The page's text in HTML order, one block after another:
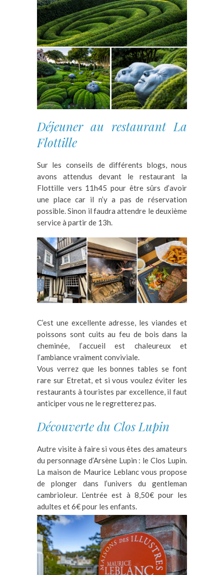
Déjeuner au restaurant La
Flottille
Sur les conseils de différents blogs, nous
avons attendus devant le restaurant la
Flottille vers 11h45 pour être sûrs d’avoir
une place car il n’y a pas de réservation
possible. Sinon il faudra attendre le deuxième
service à partir de 13h.
C’est une excellente adresse, les viandes et
poissons sont cuits au feu de bois dans la
cheminée, l’accueil est chaleureux et
l’ambiance vraiment conviviale.
Vous verrez que les bonnes tables se font
rare sur Etretat, et si vous voulez éviter les
restaurants à touristes par excellence, il faut
anticiper vous ne le regretterez pas.
Découverte du Clos Lupin
Autre visite à faire si vous êtes des amateurs
du personnage d’Arsène Lupin : le Clos Lupin.
La maison de Maurice Leblanc vous propose
de plonger dans l’univers du gentleman
cambrioleur. L’entrée est à 8,50€ pour les
adultes et 6€ pour les enfants.